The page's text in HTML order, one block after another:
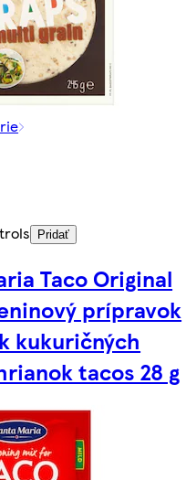
Pridať
Taco Original
prípravok
kukuričných
tacos 28 g